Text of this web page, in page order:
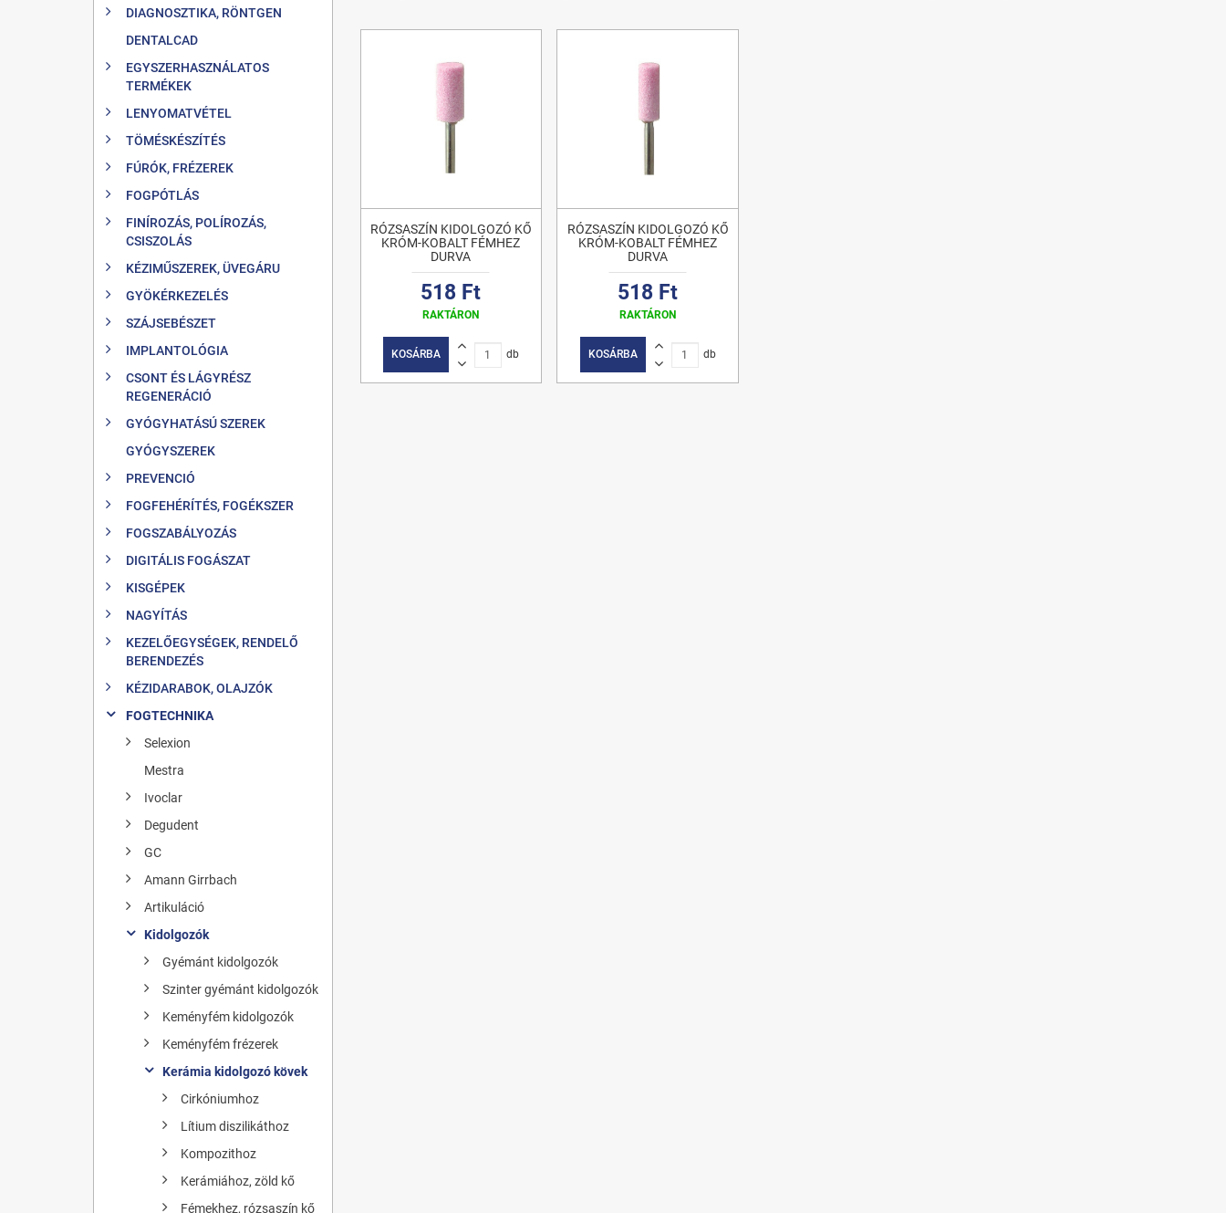
DIAGNOSZTIKA, RÖNTGEN
DENTALCAD
EGYSZERHASZNÁLATOS
TERMÉKEK
LENYOMATVÉTEL
TÖMÉSKÉSZÍTÉS
FÚRÓK, FRÉZEREK
FOGPÓTLÁS
FINÍROZÁS, POLÍROZÁS,
CSISZOLÁS
KÉZIMŰSZEREK, ÜVEGÁRU
GYÖKÉRKEZELÉS
SZÁJSEBÉSZET
IMPLANTOLÓGIA
CSONT ÉS LÁGYRÉSZ
REGENERÁCIÓ
GYÓGYHATÁSÚ SZEREK
GYÓGYSZEREK
PREVENCIÓ
FOGFEHÉRÍTÉS, FOGÉKSZER
FOGSZABÁLYOZÁS
DIGITÁLIS FOGÁSZAT
KISGÉPEK
NAGYÍTÁS
KEZELŐEGYSÉGEK, RENDELŐ
BERENDEZÉS
KÉZIDARABOK, OLAJZÓK
FOGTECHNIKA
Selexion
Mestra
Ivoclar
Degudent
GC
Amann Girrbach
Artikuláció
Kidolgozók
Gyémánt kidolgozók
Szinter gyémánt kidolgozók
Keményfém kidolgozók
Keményfém frézerek
Kerámia kidolgozó kövek
Cirkóniumhoz
Lítium diszilikáthoz
Kompozithoz
Kerámiához, zöld kő
Fémekhez, rózsaszín kő
RÓZSASZÍN KIDOLGOZÓ KŐ
KRÓM-KOBALT FÉMHEZ
DURVA
518 Ft
RAKTÁRON
KOSÁRBA db
RÓZSASZÍN KIDOLGOZÓ KŐ
KRÓM-KOBALT FÉMHEZ
DURVA
518 Ft
RAKTÁRON
KOSÁRBA db